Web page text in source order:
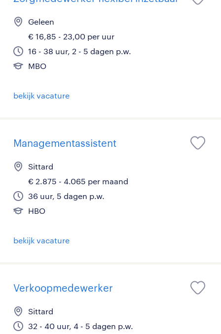
Geleen
€ 16,85 - 23,00 per uur
16 - 38 uur, 2 - 5 dagen p.w.
MBO
bekijk vacature
Managementassistent
Sittard
€ 2.875 - 4.065 per maand
36 uur, 5 dagen p.w.
HBO
bekijk vacature
Verkoopmedewerker
Sittard
32 - 40 uur, 4 - 5 dagen p.w.